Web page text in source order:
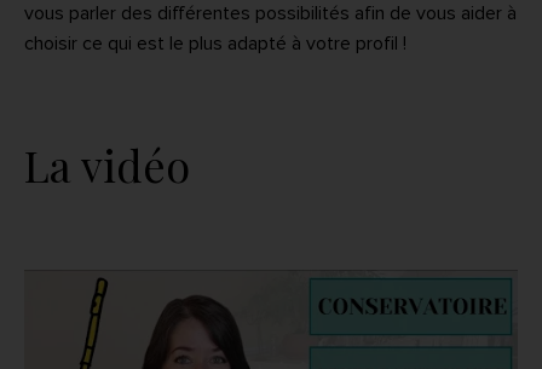
vous parler des différentes possibilités afin de vous aider à
choisir ce qui est le plus adapté à votre profil !
La vidéo